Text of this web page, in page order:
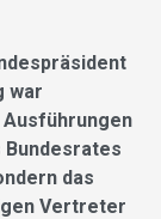
war
Bundesrates
das
Vertreter